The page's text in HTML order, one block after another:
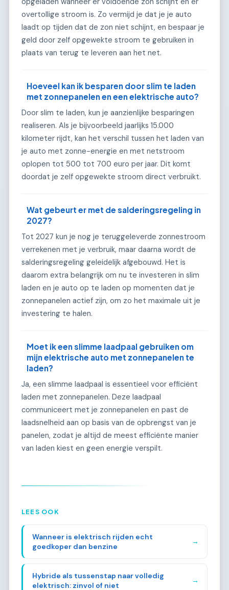
overtollige stroom is. Zo vermijd je dat je je auto
laadt op tijden dat de zon niet schijnt, en bespaar je
geld door zelf opgewekte stroom te gebruiken in
plaats van terug te leveren aan het net.
Hoeveel kan ik besparen door slim te laden
met zonnepanelen en een elektrische auto?
Door slim te laden, kun je aanzienlijke besparingen
realiseren. Als je bijvoorbeeld jaarlijks 15.000
kilometer rijdt, kan het verschil tussen het laden van
je auto met zonne-energie en met netstroom
oplopen tot 500 tot 700 euro per jaar. Dit komt
doordat je zelf opgewekte stroom direct verbruikt.
Wat gebeurt er met de salderingsregeling in
2027?
Tot 2027 kun je nog je teruggeleverde zonnestroom
verrekenen met je verbruik, maar daarna wordt de
salderingsregeling geleidelijk afgebouwd. Het is
daarom extra belangrijk om nu te investeren in slim
laden en je auto op te laden op momenten dat je
zonnepanelen actief zijn, om zo het maximale uit je
investering te halen.
Moet ik een slimme laadpaal gebruiken om
mijn elektrische auto met zonnepanelen te
laden?
Ja, een slimme laadpaal is essentieel voor efficiënt
laden met zonnepanelen. Deze laadpaal
communiceert met je zonnepanelen en past de
laadsnelheid aan op basis van de opbrengst van je
panelen, zodat je altijd de meest efficiënte manier
van laden kiest en geen energie verspilt.
LEES OOK
Wanneer is elektrisch rijden echt
goedkoper dan benzine
→
Hybride als tussenstap naar volledig
elektrisch: zinvol of niet
→